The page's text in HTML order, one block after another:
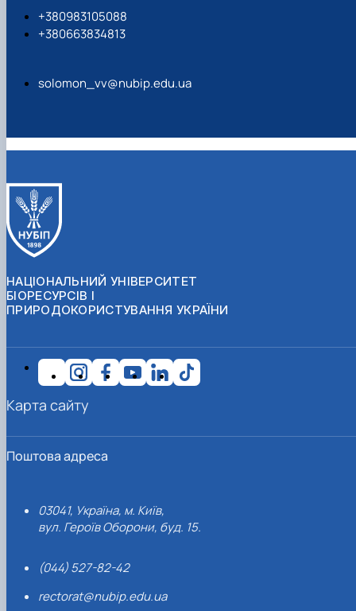
+380983105088
+380663834813
solomon_vv@nubip.edu.ua
НАЦІОНАЛЬНИЙ УНІВЕРСИТЕТ
БІОРЕСУРСІВ І
ПРИРОДОКОРИСТУВАННЯ УКРАЇНИ
Поштова адреса
03041, Україна, м. Київ,
вул. Героїв Оборони, буд. 15.
(044) 527-82-42
rectorat@nubip.edu.ua
Карта сайту